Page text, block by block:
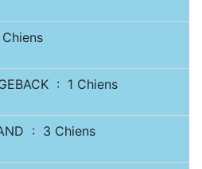
: 1 Chiens
: 3 Chiens